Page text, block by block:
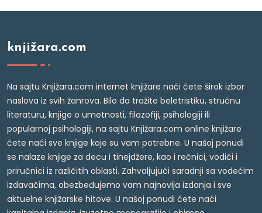
knjižara.com
Na sajtu Knjižara.com internet knjižare naći ćete širok izbor
naslova iz svih žanrova. Bilo da tražite beletristiku, stručnu
literaturu, knjige o umetnosti, filozofiji, psihologiji ili
popularnoj psihologiji, na sajtu Knjižara.com online knjižare
ćete naći sve knjige koje su vam potrebne. U našoj ponudi
se nalaze knjige za decu i tinejdžere, kao i rečnici, vodiči i
priručnici iz različitih oblasti. Zahvaljujući saradnji sa vodećim
izdavačima, obezbeđujemo vam najnovija izdanja i sve
aktuelne knjižarske hitove. U našoj ponudi ćete naći